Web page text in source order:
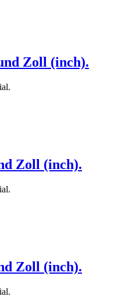
Zoll (inch).
Zoll (inch).
Zoll (inch).